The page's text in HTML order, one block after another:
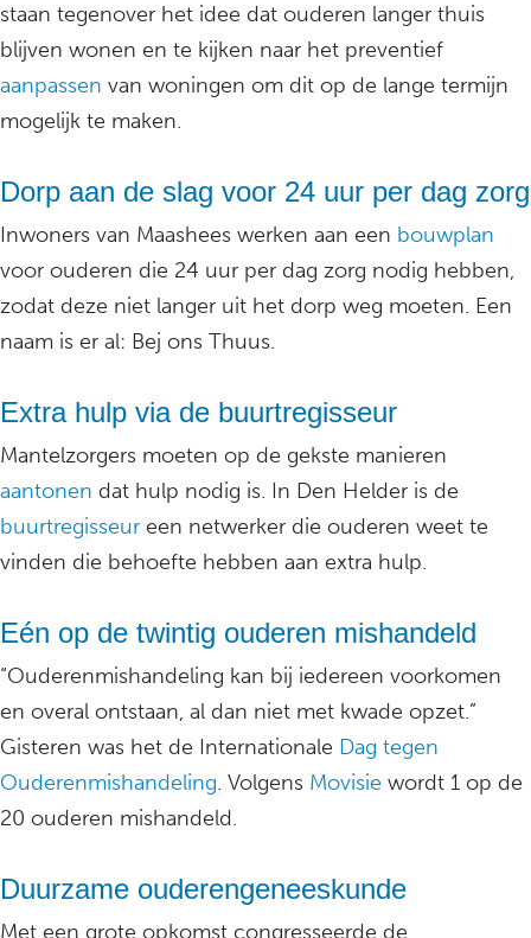
staan tegenover het idee dat ouderen langer thuis
blijven wonen en te kijken naar het preventief
aanpassen van woningen om dit op de lange termijn
mogelijk te maken.
Dorp aan de slag voor 24 uur per dag zorg
Inwoners van Maashees werken aan een bouwplan
voor ouderen die 24 uur per dag zorg nodig hebben,
zodat deze niet langer uit het dorp weg moeten. Een
naam is er al: Bej ons Thuus.
Extra hulp via de buurtregisseur
Mantelzorgers moeten op de gekste manieren
aantonen dat hulp nodig is. In Den Helder is de
buurtregisseur een netwerker die ouderen weet te
vinden die behoefte hebben aan extra hulp.
Eén op de twintig ouderen mishandeld
“Ouderenmishandeling kan bij iedereen voorkomen
en overal ontstaan, al dan niet met kwade opzet.”
Gisteren was het de Internationale Dag tegen
Ouderenmishandeling. Volgens Movisie wordt 1 op de
20 ouderen mishandeld.
Duurzame ouderengeneeskunde
Met een grote opkomst congresseerde de